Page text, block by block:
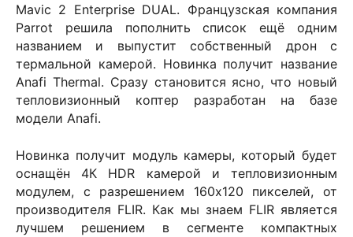
Mavic 2 Enterprise DUAL. Французская компания
Parrot
решила пополнить список ещё одним
названием и выпустит собственный дрон с
термальной камерой. Новинка получит название
Anafi Thermal. Сразу становится ясно, что новый
тепловизионный коптер разработан на базе
модели Anafi.
Новинка получит модуль камеры, который будет
оснащён 4К HDR
камерой и тепловизионным
модулем, с разрешением 160х120 пикселей, от
производителя FLIR. Как мы знаем FLIR является
лучшем решением в сегменте компактных